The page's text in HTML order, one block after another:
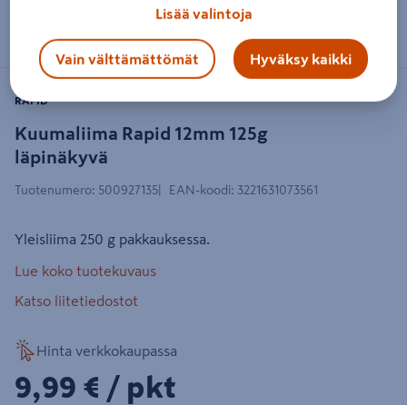
Zoomaa kuvaa sormilla kosketusnäytöllä
Kuumaliima Rapid 12mm 125g
läpinäkyvä
RAPID
Tuotenumero: 500927135 EAN-koodi: 3221631073561
Yleisliima 250 g pakkauksessa.
Lue koko tuotekuvaus
Katso liitetiedostot
Hinta verkkokaupassa
9,99€/pkt
9,99 € / pkt
Lisää valintoja
Vain välttämättömät Hyväksy kaikki